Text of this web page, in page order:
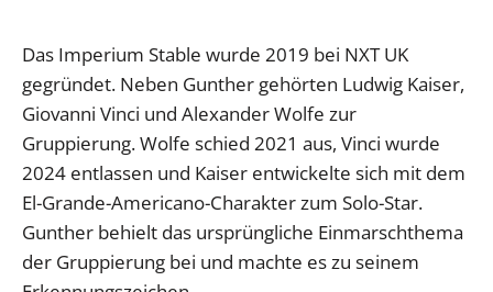
Das Imperium Stable wurde 2019 bei NXT UK
gegründet. Neben Gunther gehörten Ludwig Kaiser,
Giovanni Vinci und Alexander Wolfe zur
Gruppierung. Wolfe schied 2021 aus, Vinci wurde
2024 entlassen und Kaiser entwickelte sich mit dem
El-Grande-Americano-Charakter zum Solo-Star.
Gunther behielt das ursprüngliche Einmarschthema
der Gruppierung bei und machte es zu seinem